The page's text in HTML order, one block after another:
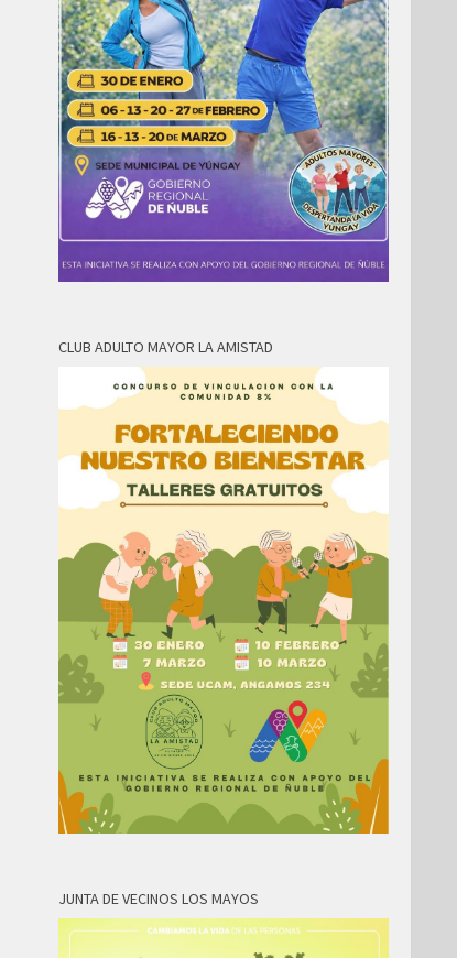
CLUB ADULTO MAYOR LA AMISTAD
JUNTA DE VECINOS LOS MAYOS